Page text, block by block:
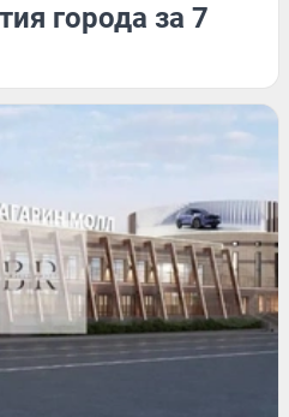
города за 7